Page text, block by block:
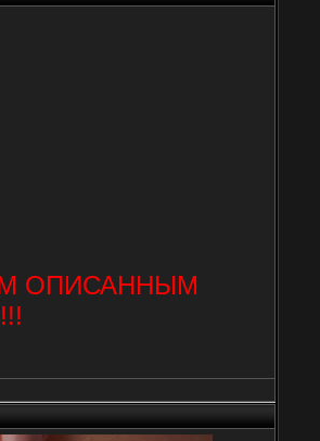
ОПИСАННЫМ